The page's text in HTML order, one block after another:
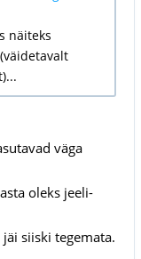
näiteks
väga
oleks jeeli-
siiski tegemata.